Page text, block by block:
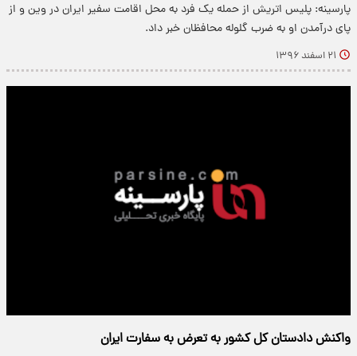
پارسینه: پلیس اتریش از حمله یک فرد به محل اقامت سفیر ایران در وین و از
پای درآمدن او به ضرب گلوله محافظان خبر داد.
۲۱ اسفند ۱۳۹۶
واکنش دادستان کل کشور به تعرض به سفارت ایران